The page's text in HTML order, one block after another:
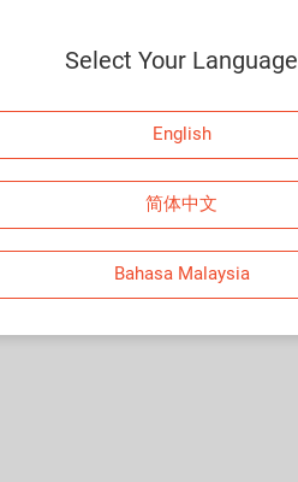
Select Your Language
English
简体中文
Bahasa Malaysia